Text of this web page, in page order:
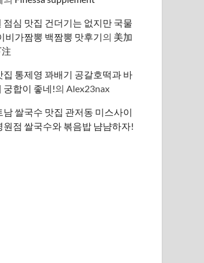
점심 맛집 건더기는 없지만 국물
비가짬뽕 백짬뽕 맛후기의 美加
집 통제영 꽈배기 공갈호떡과 바
궁합이 좋네!의Alex23nax
남 쌀국수 맛집 관저동 미스사이
원점 쌀국수와 볶음밥 냠냠하자!